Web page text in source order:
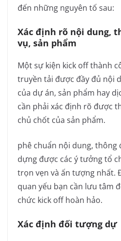
đến những nguyên tố sau:
Xác định rõ nội dung,
vụ, sản phẩm
Một sự kiện kick off thành
truyền tải được đầy đủ nội
của dự án, sản phẩm hay
cần phải xác định rõ được
chủ chốt của sản phẩm.
phê chuẩn nội dung, thông
dựng được các ý tưởng tổ
trọn vẹn và ấn tượng nhất.
quan yếu bạn cần lưu tâm
chức kick off hoàn hảo.
Xác định đối tượng dự